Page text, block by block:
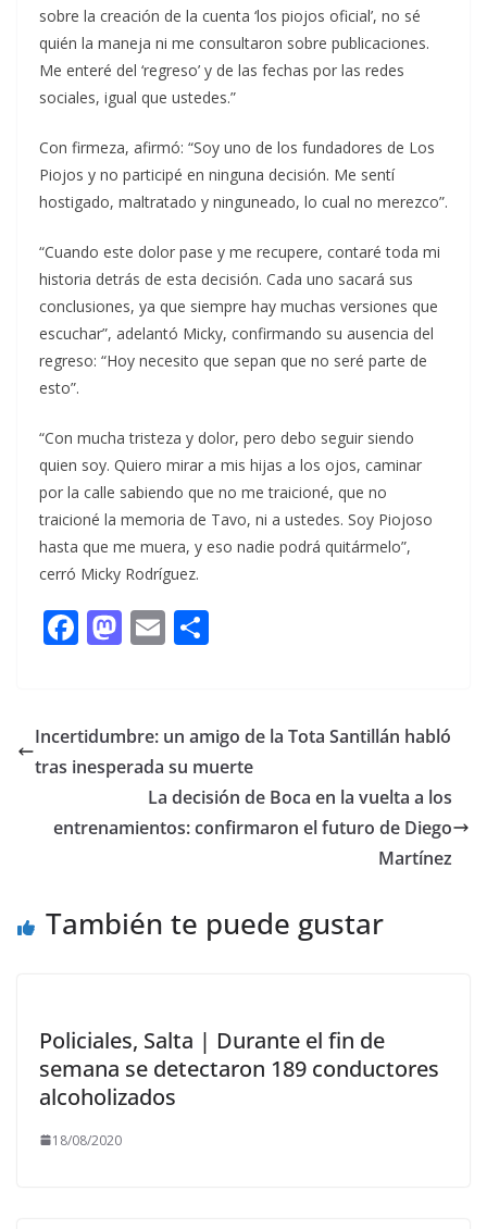
sobre la creación de la cuenta ‘los piojos oficial’, no sé
quién la maneja ni me consultaron sobre publicaciones.
Me enteré del ‘regreso’ y de las fechas por las redes
sociales, igual que ustedes.”
Con firmeza, afirmó: “Soy uno de los fundadores de Los
Piojos y no participé en ninguna decisión. Me sentí
hostigado, maltratado y ninguneado, lo cual no merezco”.
“Cuando este dolor pase y me recupere, contaré toda mi
historia detrás de esta decisión. Cada uno sacará sus
conclusiones, ya que siempre hay muchas versiones que
escuchar”, adelantó Micky, confirmando su ausencia del
regreso: “Hoy necesito que sepan que no seré parte de
esto”.
“Con mucha tristeza y dolor, pero debo seguir siendo
quien soy. Quiero mirar a mis hijas a los ojos, caminar
por la calle sabiendo que no me traicioné, que no
traicioné la memoria de Tavo, ni a ustedes. Soy Piojoso
hasta que me muera, y eso nadie podrá quitármelo”,
cerró Micky Rodríguez.
F
b
o
k
M
d
o
E
l p
ar
ti
r
Incertidumbre: un amigo de la Tota Santillán habló
tras inesperada su muerte
La decisión de Boca en la vuelta a los
entrenamientos: confirmaron el futuro de Diego
Martínez
También te puede gustar
Policiales, Salta | Durante el fin de
semana se detectaron 189 conductores
alcoholizados
18/08/2020